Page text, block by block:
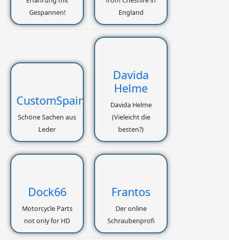
Gespannen!
England
CustomSpain
Schöne Sachen aus
Leder
Davida
Helme
Davida Helme
(Vieleicht die
besten?)
Dock66
Motorcycle Parts
not only for HD
Frantos
Der online
Schraubenprofi